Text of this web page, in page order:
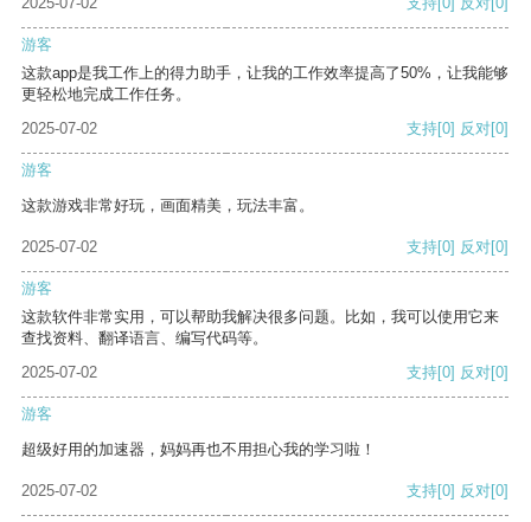
游客
这款app是我工作上的得力助手，让我的工作效率提高了50%，让我能够
更轻松地完成工作任务。
2025-07-02
支持[0] 反对[0]
游客
这款游戏非常好玩，画面精美，玩法丰富。
2025-07-02 支持[0] 反对[0]
游客
这款软件非常实用，可以帮助我解决很多问题。比如，我可以使用它来
查找资料、翻译语言、编写代码等。
2025-07-02
支持[0] 反对[0]
游客
超级好用的加速器，妈妈再也不用担心我的学习啦！
2025-07-02 支持[0] 反对[0]